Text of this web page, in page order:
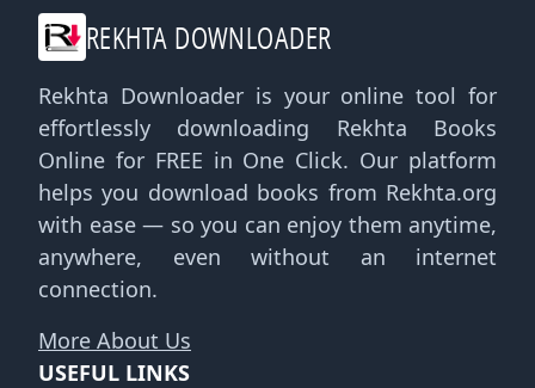
REKHTA DOWNLOADER
Rekhta Downloader is your online tool for
effortlessly downloading Rekhta Books
Online for FREE in One Click. Our platform
helps you download books from Rekhta.org
with ease — so you can enjoy them anytime,
anywhere, even without an internet
connection.
More About Us
USEFUL LINKS